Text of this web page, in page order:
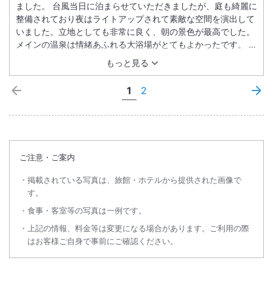
もっと見る
ました。 台風当日に泊まらせていただきましたが、庭も綺麗に
整備されており夜はライトアップされて素敵な空間を演出して
いました。立地としても非常に良く、朝の景色が最高でした。
メインの温泉は情緒あふれる大浴場がとてもよかったです。 食
事に関しては非の打ち所がなくとても満足させてくれるメニュ
ーでした。 再度訪れたくなる唯一の宿です。
1 2
ご注意・ご案内
掲載されている写真は、旅館・ホテルから提供された画像で
す。
食事・客室等の写真は一例です。
上記の情報、料金等は変更になる場合があります。ご利用の際
はお客様ご自身で事前にご確認ください。